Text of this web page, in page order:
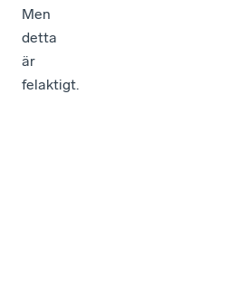
Men
detta
är
felaktigt.